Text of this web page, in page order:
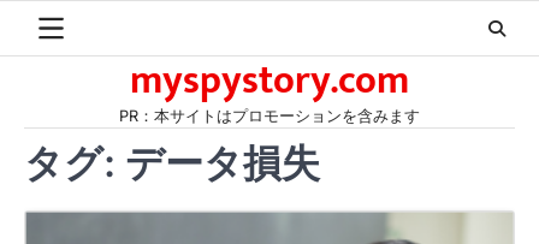
myspystory.com
PR：本サイトはプロモーションを含みます
タグ: データ損失